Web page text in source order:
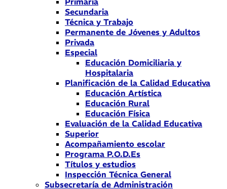
Secundaria
Técnica y Trabajo
Permanente de Jóvenes y Adultos
Privada
Especial
Educación Domiciliaria y
Hospitalaria
Planificación de la Calidad Educativa
Educación Artística
Educación Rural
Educación Física
Evaluación de la Calidad Educativa
Superior
Acompañamiento escolar
Programa P.O.D.Es
Títulos y estudios
Inspección Técnica General
Subsecretaría de Administración